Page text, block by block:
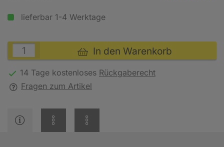
lieferbar 1-4 Werktage
In den Warenkorb
14 Tage kostenloses Rückgaberecht
Fragen zum Artikel